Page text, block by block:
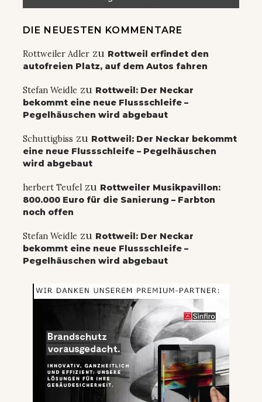
DIE NEUESTEN KOMMENTARE
Rottweiler Adler zu Rottweil erfindet den
autofreien Platz, auf dem Autos fahren
Stefan Weidle zu Rottweil: Der Neckar
bekommt eine neue Flussschleife –
Pegelhäuschen wird abgebaut
Schuttigbiss zu Rottweil: Der Neckar bekommt
eine neue Flussschleife – Pegelhäuschen
wird abgebaut
herbert Teufel zu Rottweiler Musikpavillon:
800.000 Euro für die Sanierung – Farbton
noch offen
Stefan Weidle zu Rottweil: Der Neckar
bekommt eine neue Flussschleife –
Pegelhäuschen wird abgebaut